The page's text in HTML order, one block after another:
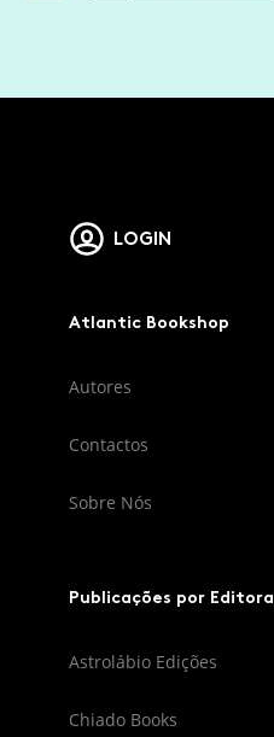
LOGIN
Atlantic Bookshop
Autores
Contactos
Sobre Nós
Publicações por Editora
Astrolábio Edições
Chiado Books